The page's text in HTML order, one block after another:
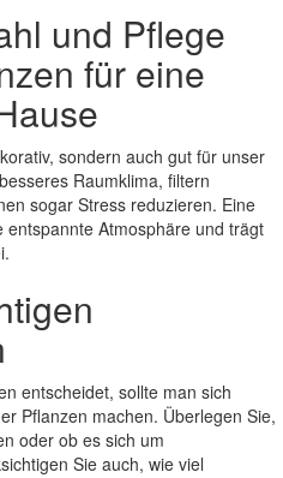
und Pflege
für eine
sondern auch gut für unser
Raumklima, filtern
sogar Stress reduzieren. Eine
Atmosphäre und trägt
entscheidet, sollte man sich
Pflanzen machen. Überlegen Sie,
oder ob es sich um
Sie auch, wie viel